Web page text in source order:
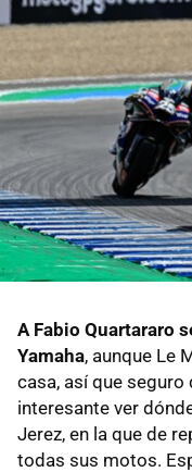
A Fabio Quartararo
Yamaha, aunque Le
casa, así que seguro
interesante ver
Jerez, en la que de
todas sus motos.